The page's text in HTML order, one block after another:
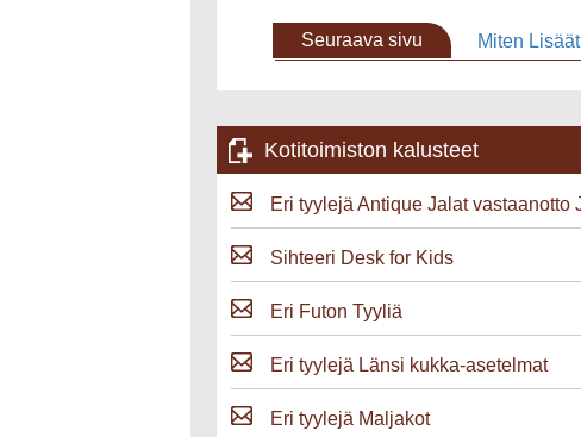
Seuraava sivu Miten
Kotitoimiston kalusteet
Eri tyylejä Antique Jalat vastaanotto
Sihteeri Desk for Kids
Eri Futon Tyyliä
Eri tyylejä Länsi kukka-asetelmat
Eri tyylejä Maljakot